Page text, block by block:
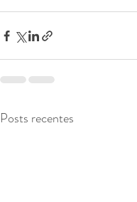
Posts recentes